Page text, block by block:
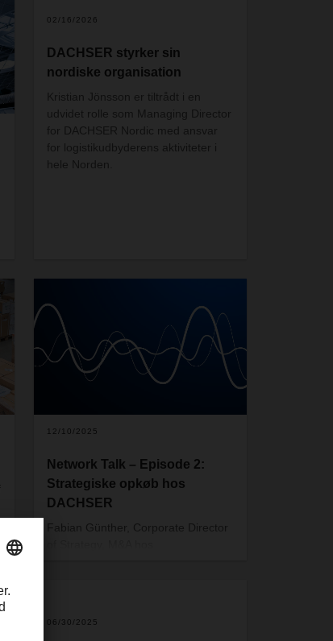
02/16/2026
DACHSER styrker sin
nordiske organisation
Kristian Jönsson er tiltrådt i en
udvidet rolle som Managing Director
for DACHSER Nordic med ansvar
for logistikudbyderens aktiviteter i
hele Norden.
12/10/2025
Network Talk – Episode 2:
Strategiske opkøb hos
DACHSER
Fabian Günther, Corporate Director
værktøj til vækst.
06/30/2025